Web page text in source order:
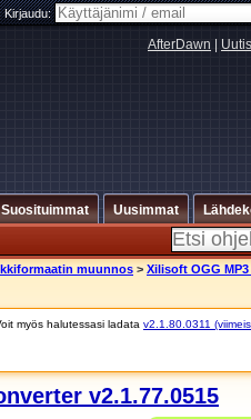
Kirjaudu:
AfterDawn
Suosituimmat Uusimmat
muunnos > Xilisoft OGG MP3
myös halutessasi ladata v2.1.80.0311
v2.1.77.0515